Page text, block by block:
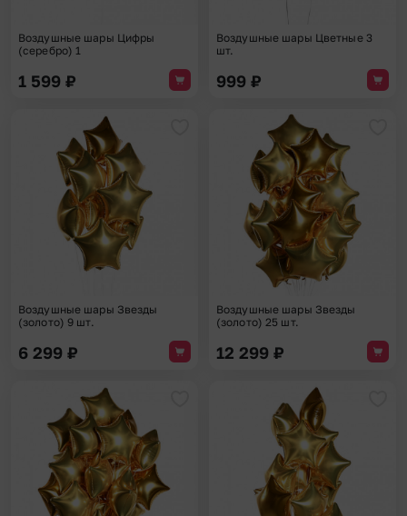
Воздушные шары Цифры
(серебро) 1
1 599 ₽
Воздушные шары Цветные 3
шт.
999 ₽
Добавить в избранное
Воздушные шары Звезды
(золото) 9 шт.
6 299 ₽
Воздушные шары Звезды
(золото) 25 шт.
12 299 ₽
Добавить в избранное